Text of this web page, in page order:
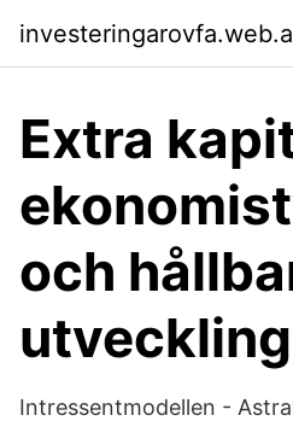
Extra
och
Intressentmodellen -